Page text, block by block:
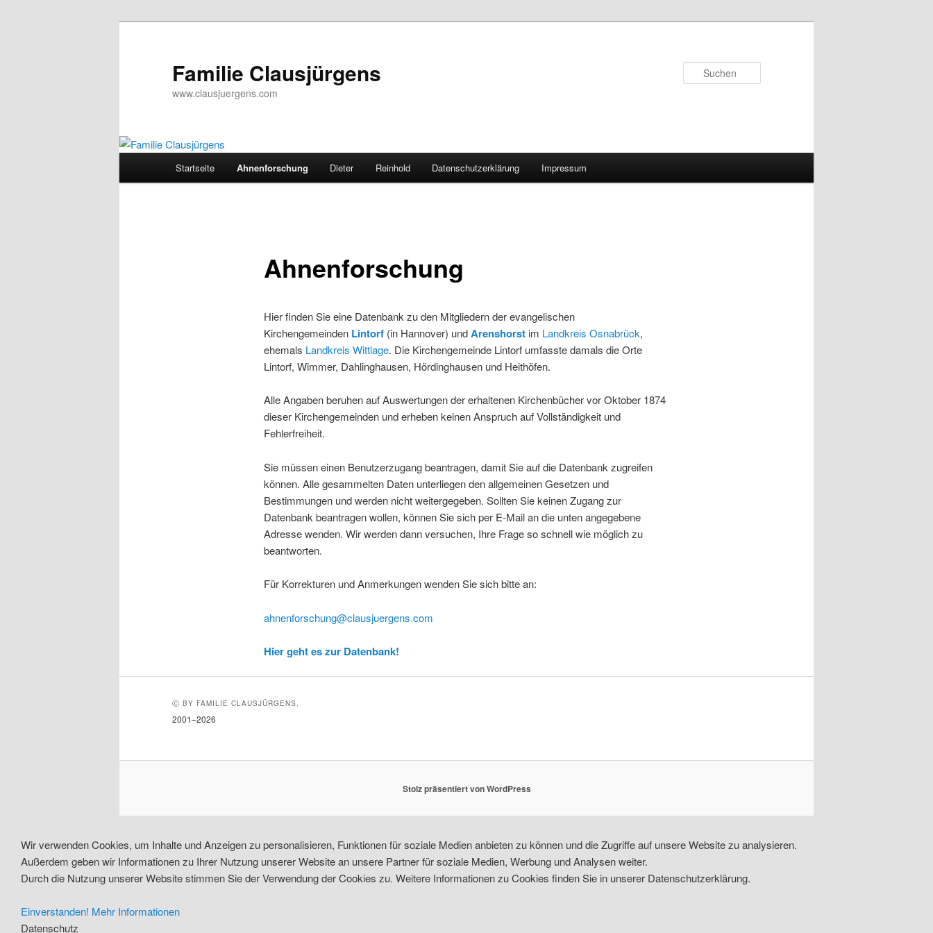
Familie Clausjürgens
www.clausjuergens.com
Startseite Ahnenforschung Dieter Reinhold Datenschutzerklärung Impressum
Ahnenforschung
Hier finden Sie eine Datenbank zu den Mitgliedern der evangelischen
Kirchengemeinden Lintorf(in Hannover) undArenshorstim Landkreis Osnabrück,
ehemals Landkreis Wittlage. Die Kirchengemeinde Lintorf umfasste damals die Orte
Lintorf, Wimmer, Dahlinghausen, Hördinghausen und Heithöfen.
Alle Angaben beruhen auf Auswertungen der erhaltenen Kirchenbücher vor Oktober 1874
dieser Kirchengemeinden und erheben keinen Anspruch auf Vollständigkeit und
Fehlerfreiheit.
Sie müssen einen Benutzerzugang beantragen, damit Sie auf die Datenbank zugreifen
können. Alle gesammelten Daten unterliegen den allgemeinen Gesetzen und
Bestimmungen und werden nicht weitergegeben. Sollten Sie keinen Zugang zur
Datenbank beantragen wollen, können Sie sich per E-Mail an die unten angegebene
Adresse wenden. Wir werden dann versuchen, Ihre Frage so schnell wie möglich zu
beantworten.
Für Korrekturen und Anmerkungen wenden Sie sich bitte an:
ahnenforschung@clausjuergens.com
Hier geht es zur Datenbank!
Ⓒ BY FAMILIE CLAUSJÜRGENS,
2001–2026
Stolz präsentiert von WordPress
Wir verwenden Cookies, um Inhalte und Anzeigen zu personalisieren, Funktionen für soziale Medien anbieten zu können und die Zugriffe auf unsere Website zu analysieren.
Außerdem geben wir Informationen zu Ihrer Nutzung unserer Website an unsere Partner für soziale Medien, Werbung und Analysen weiter.
Durch die Nutzung unserer Website stimmen Sie der Verwendung der Cookies zu. Weitere Informationen zu Cookies finden Sie in unserer Datenschutzerklärung.
Einverstanden! Mehr Informationen
Datenschutz